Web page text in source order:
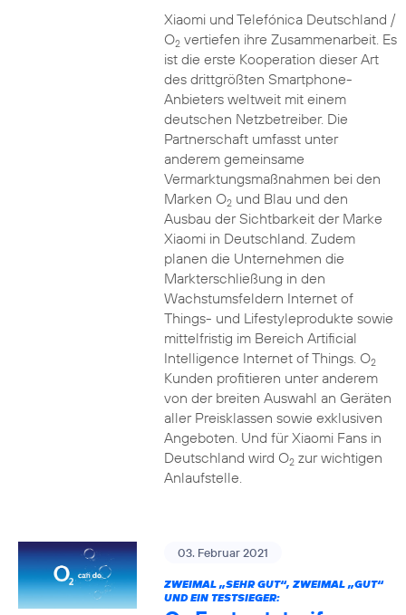
Xiaomi und Telefónica Deutschland /
O2vertiefen ihre Zusammenarbeit. Es
ist die erste Kooperation dieser Art
des drittgrößten Smartphone-
Anbieters weltweit mit einem
deutschen Netzbetreiber. Die
Partnerschaft umfasst unter
anderem gemeinsame
Vermarktungsmaßnahmen bei den
Marken O2und Blau und den
Ausbau der Sichtbarkeit der Marke
Xiaomi in Deutschland. Zudem
planen die Unternehmen die
Markterschließung in den
Wachstumsfeldern Internet of
Things- und Lifestyleprodukte sowie
mittelfristig im Bereich Artificial
Intelligence Internet of Things. O2
Kunden profitieren unter anderem
von der breiten Auswahl an Geräten
aller Preisklassen sowie exklusiven
Angeboten. Und für Xiaomi Fans in
Deutschland wird O2zur wichtigen
Anlaufstelle.
03. Februar 2021
ZWEIMAL „SEHR GUT“, ZWEIMAL „GUT“
UND EIN TESTSIEGER: